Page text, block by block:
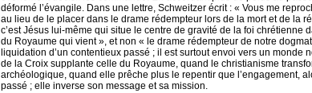
déformé l’évangile. Dans une lettre, Schweitzer écrit : « Vous me
au lieu de le placer dans le drame rédempteur lors de la mort et de la
c’est Jésus lui-même qui situe le centre de gravité de la foi chrétienne
du Royaume qui vient », et non « le drame rédempteur de notre
liquidation d’un contentieux passé ; il est surtout envoi vers un
de la Croix supplante celle du Royaume, quand le christianisme
archéologique, quand elle prêche plus le repentir que l’engagement,
passé ; elle inverse son message et sa mission.